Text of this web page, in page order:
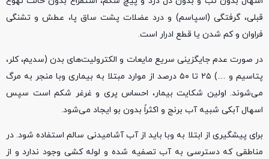
قبلی، گرفتگی (اسپاسم) و درد عضلات پشت ساق پا، عطش و تشنگی
فراوان و کم شدن یا قطع ادرار است.
در صورت عدم جایگزینی سریع مایعات و الکترولیت‌های بدن (سدیم، کلر،
پتاسیم و …) ۲۵ تا ۵۰ درصد از موارد مبتلا به بیماری وبا منجر به مرگ
می‌شوند. اولین شکایت بیمار، احساس پری و غرغر شکم است سپس
اسهال آبکی شبیه آب برنج و اکثراً بدون بو ایجاد می‌شود.
برای پیشگیری از ابتلا به وبا باید از آب آشامیدنی سالم استفاده شود. در
مناطقی که دسترسی به آب تصفیه شده و لوله کشی وجود ندارد و از